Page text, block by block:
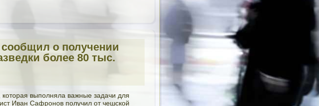
о получении
более 80 тыс.
которая выполняла важные задачи для
Иван Сафронов получил от чешской